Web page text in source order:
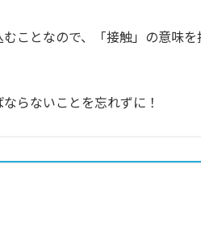
ことなので、「接触」の意味
らないことを忘れずに！